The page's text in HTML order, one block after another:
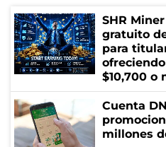
SHR
gratuito
para
$10,700 o
Cuenta
millones